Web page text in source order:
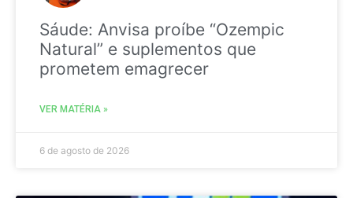
Sáude: Anvisa proíbe “Ozempic
Natural” e suplementos que
prometem emagrecer
VER MATÉRIA »
6 de agosto de 2026